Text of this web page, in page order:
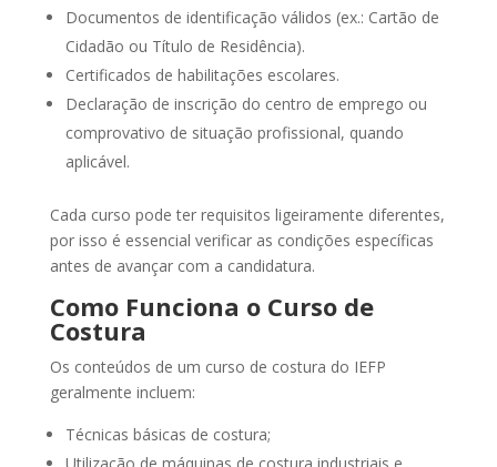
Documentos de identificação válidos (ex.: Cartão de
Cidadão ou Título de Residência).
Certificados de habilitações escolares.
Declaração de inscrição do centro de emprego ou
comprovativo de situação profissional, quando
aplicável.
Cada curso pode ter requisitos ligeiramente diferentes,
por isso é essencial verificar as condições específicas
antes de avançar com a candidatura.
Como Funciona o Curso de
Costura
Os conteúdos de um curso de costura do IEFP
geralmente incluem:
Técnicas básicas de costura;
Utilização de máquinas de costura industriais e